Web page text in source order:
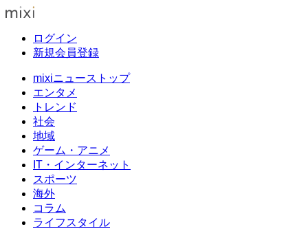
ログイン
新規会員登録
mixiニューストップ
エンタメ
トレンド
社会
地域
ゲーム・アニメ
IT・インターネット
スポーツ
海外
コラム
ライフスタイル